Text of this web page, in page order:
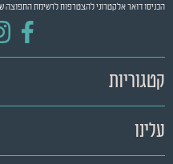
הכניסו דואר אלקטרוני להצטרפות לרשימת התפוצה
קטגוריות
עלינו